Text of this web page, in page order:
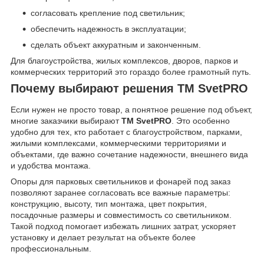
согласовать крепление под светильник;
обеспечить надежность в эксплуатации;
сделать объект аккуратным и законченным.
Для благоустройства, жилых комплексов, дворов, парков и
коммерческих территорий это гораздо более грамотный путь.
Почему выбирают решения ТМ SvetPRO
Если нужен не просто товар, а понятное решение под объект,
многие заказчики выбираютТМ SvetPRO . Это особенно
удобно для тех, кто работает с благоустройством, парками,
жилыми комплексами, коммерческими территориями и
объектами, где важно сочетание надежности, внешнего вида
и удобства монтажа.
Опоры для парковых светильников и фонарей под заказ
позволяют заранее согласовать все важные параметры:
конструкцию, высоту, тип монтажа, цвет покрытия,
посадочные размеры и совместимость со светильником.
Такой подход помогает избежать лишних затрат, ускоряет
установку и делает результат на объекте более
профессиональным.